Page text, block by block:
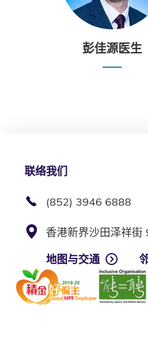
彭佳源医生
联络我们
(852) 3946 6888
香港新界沙田泽祥街
地图与交通